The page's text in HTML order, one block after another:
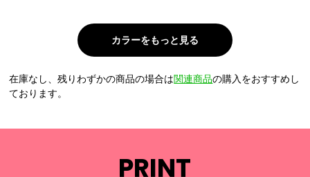
在庫なし、残りわずかの商品の場合は関連商品の購入をおすすめし
ております。
PRINT